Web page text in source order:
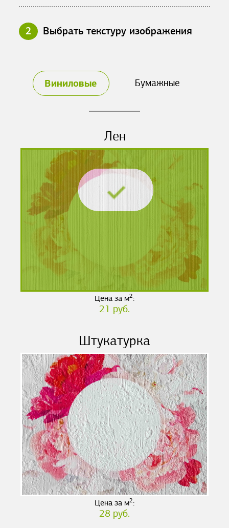
2 Выбрать текстуру изображения
Виниловые Бумажные
Лен
Цена за м2:
21 руб.
Штукатурка
Цена за м2:
28 руб.